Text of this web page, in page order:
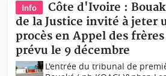
Info
Côte d'Ivoire :
de la Justice invité à jeter
procès en Appel des
prévu le 9 décembre
L'entrée du tribunal de